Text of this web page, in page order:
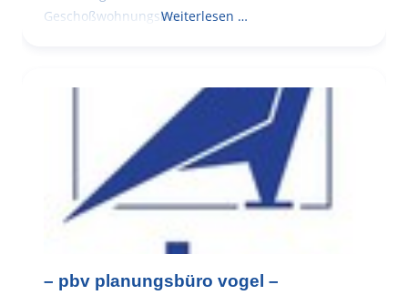
GeschoßwohnungsbauWeiterlesen …
– pbv planungsbüro vogel –